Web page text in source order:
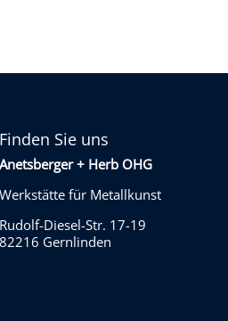
Finden Sie uns
Anetsberger + Herb OHG
Werkstätte für Metallkunst
Rudolf-Diesel-Str. 17-19
82216 Gernlinden